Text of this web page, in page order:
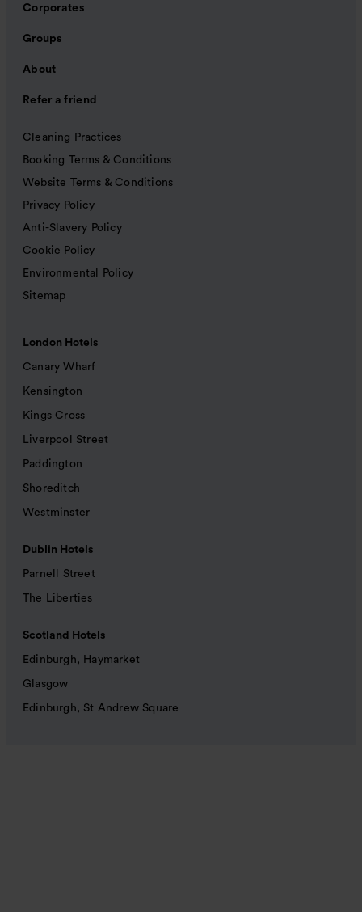
Corporates
Groups
About
Refer a friend
Cleaning Practices
Booking Terms & Conditions
Website Terms & Conditions
Privacy Policy
Anti-Slavery Policy
Cookie Policy
Environmental Policy
Sitemap
London Hotels
Canary Wharf
Kensington
Kings Cross
Liverpool Street
Paddington
Shoreditch
Westminster
Dublin Hotels
Parnell Street
The Liberties
Scotland Hotels
Edinburgh, Haymarket
Glasgow
Edinburgh, St Andrew Square